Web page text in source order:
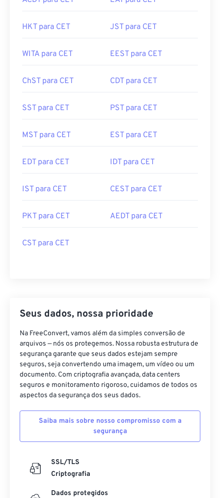
HKT para CET JST para CET
WITA para CET EEST para CET
ChST para CET CDT para CET
SST para CET PST para CET
MST para CET EST para CET
EDT para CET IDT para CET
IST para CET CEST para CET
PKT para CET AEDT para CET
CST para CET
Seus dados, nossa prioridade
Na FreeConvert, vamos além da simples conversão de
arquivos — nós os protegemos. Nossa robusta estrutura de
segurança garante que seus dados estejam sempre
seguros, seja convertendo uma imagem, um vídeo ou um
documento. Com criptografia avançada, data centers
seguros e monitoramento rigoroso, cuidamos de todos os
aspectos da segurança dos seus dados.
Saiba mais sobre nosso compromisso com a
segurança
SSL/TLS
Criptografia
Dados protegidos